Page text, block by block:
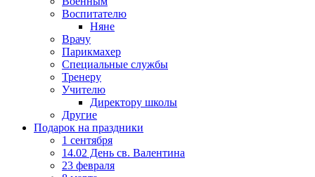
Воспитателю
Няне
Врачу
Парикмахер
Специальные службы
Тренеру
Учителю
Директору школы
Другие
Подарок на праздники
1 сентября
14.02 День св. Валентина
23 февраля